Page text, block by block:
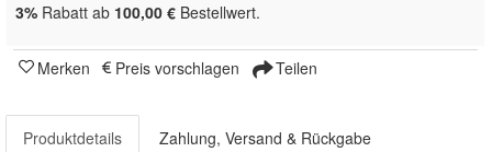
3% Rabatt ab 100,00 € Bestellwert.
Merken Preis vorschlagen Teilen
Produktdetails Zahlung, Versand & Rückgabe